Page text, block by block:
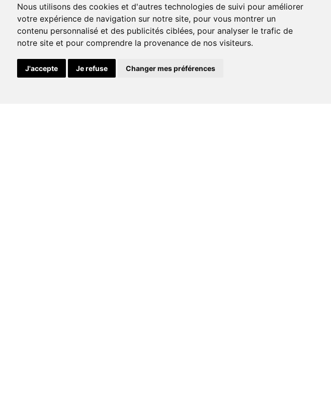
Nous utilisons des cookies et d'autres technologies de suivi pour améliorer
votre expérience de navigation sur notre site, pour vous montrer un
contenu personnalisé et des publicités ciblées, pour analyser le trafic de
notre site et pour comprendre la provenance de nos visiteurs.
J'accepte Je refuse Changer mes préférences